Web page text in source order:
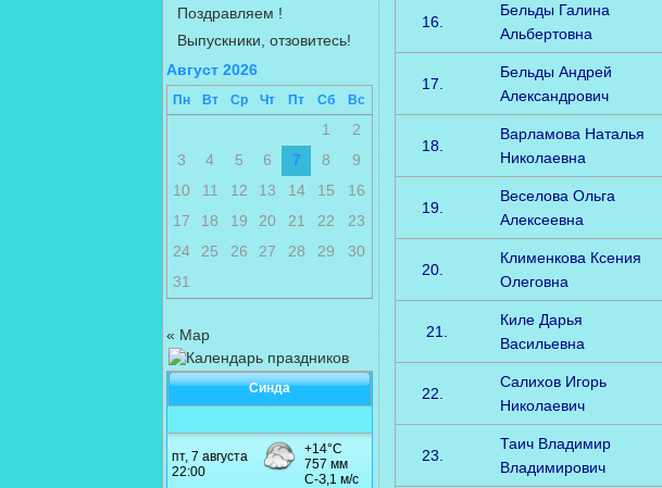
16.
Бельды Галина
Альбертовна
17.
Бельды Андрей
Александрович
18.
Варламова Наталья
Николаевна
19.
Веселова Ольга
Алексеевна
20.
Клименкова Ксения
Олеговна
21.
Киле Дарья
Васильевна
22.
Салихов Игорь
Николаевич
23.
Таич Владимир
Владимирович
Поздравляем !
Выпускники, отзовитесь!
Август 2026
Пн Вт Ср Чт Пт Сб Вс
1
2
3
4 5 6 7 8
9
10
11 12 13 14 15
16
17
18 19 20 21 22
23
24
25 26 27 28 29
30
31
« Мар
Синда